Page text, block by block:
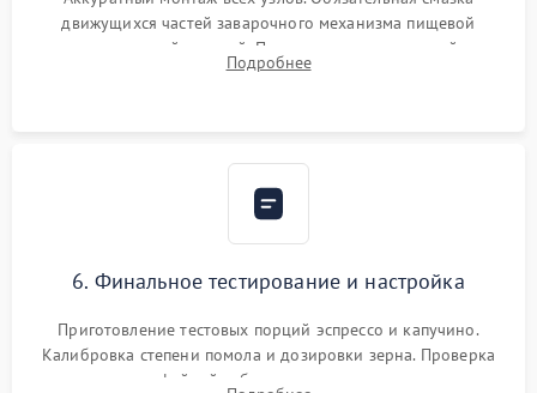
движущихся частей заварочного механизма пищевой
силиконовой смазкой. Проведение программной
декальцинации и очистки системы от кофейных масел.
Подробнее
6. Финальное тестирование и настройка
Приготовление тестовых порций эспрессо и капучино.
Калибровка степени помола и дозировки зерна. Проверка
плотности кофейной таблетки, температуры напитка и